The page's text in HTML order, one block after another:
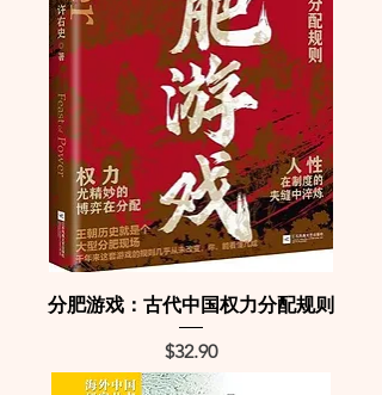
分肥游戏：古代中国权力分配规则
Price
$32.90